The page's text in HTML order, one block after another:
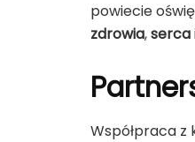
powiecie
zdrowia,serca
Współpraca z